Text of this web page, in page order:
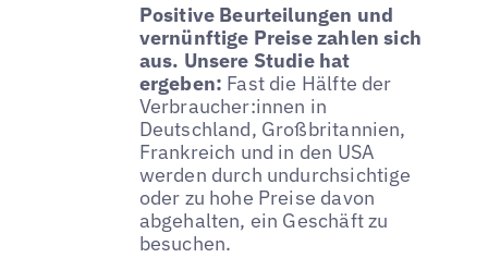
Positive Beurteilungen und
vernünftige Preise zahlen sich
aus. Unsere Studie hat
ergeben: Fast die Hälfte der
Verbraucher:innen in
Deutschland, Großbritannien,
Frankreich und in den USA
werden durch undurchsichtige
oder zu hohe Preise davon
abgehalten, ein Geschäft zu
besuchen.